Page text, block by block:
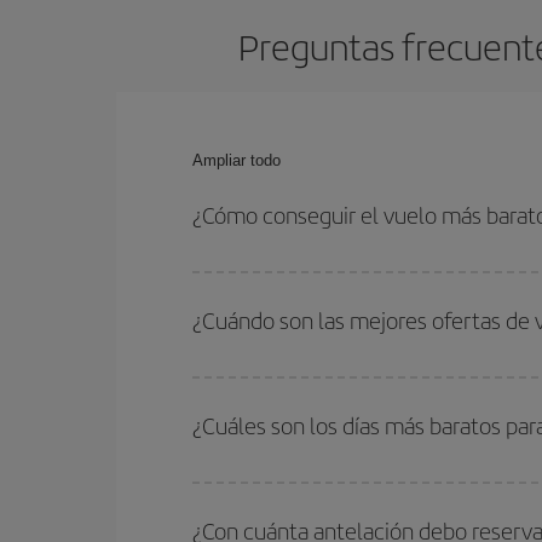
Preguntas
Ampliar todo
¿Cómo conseguir el vuelo más
las fechas y horarios de ida y vuelta.
¿Cuándo son las mejores ofertas de
periodos de vacaciones escolares son
precios encontrarás.
¿Cuáles son los días más baratos
quieres ir y en qué fechas habías pensado
¿Con cuánta antelación debo